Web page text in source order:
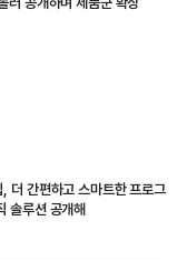
, 더 간편하고 스마트한 프로그
솔루션 공개해